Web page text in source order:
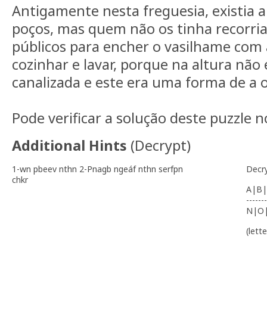
Antigamente nesta freguesia, existia
poços, mas quem não os tinha
públicos para encher o vasilhame
cozinhar e lavar, porque na altura não
canalizada e este era uma forma de a
Pode verificar a solução deste puzzle
Additional Hints (Decrypt)
1-wn pbeev nthn 2-Pnagb ngeáf nthn serfpn
chkr